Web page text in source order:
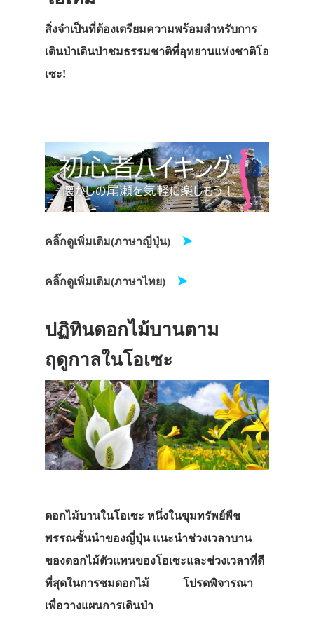
สิ่งจำเป็นที่ต้องเตรียมความพร้อมสำหรับการ
เดินป่าเดินป่าชมธรรมชาติที่อุทยานแห่งชาติโอ
เซะ!
คลิ๊กดูเพิ่มเติม(ภาษาญี่ปุ่น) ➤
คลิ๊กดูเพิ่มเติม(ภาษาไทย) ➤
ปฏิทินดอกไม้บานตาม
ฤดูกาลในโอเซะ
ดอกไม้บานในโอเซะ หนึ่งในขุมทรัพย์พืช
พรรณชั้นนำของญี่ปุ่น แนะนำช่วงเวลาบาน
ของดอกไม้ตัวแทนของโอเซะและช่วงเวลาที่ดี
ที่สุดในการชมดอกไม้ โปรดพิจารณา
เพื่อวางแผนการเดินป่า